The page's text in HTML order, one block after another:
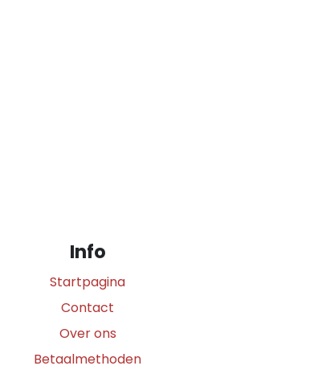
Info
Startpagina
Contact
Over ons
Betaalmethoden